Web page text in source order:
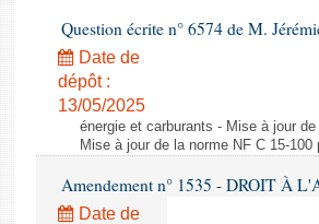
Question écrite n° 6574 de M.
Date de
dépôt :
13/05/2025
énergie et carburants - Mise à jour
Mise à jour de la norme NF C 15-
Amendement n° 1535 - DROIT À
Date de